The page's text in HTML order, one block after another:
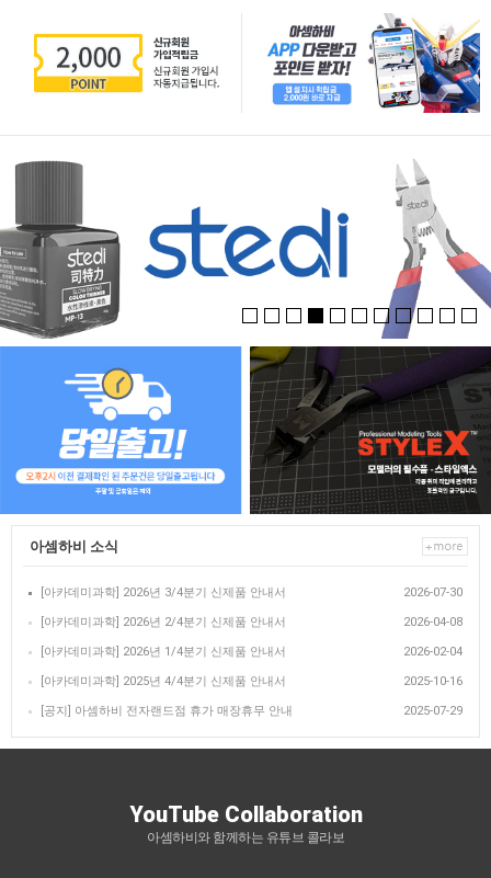
아셈하비 소식
[아카데미과학] 2026년 3/4분기 신제품 안내서 2026-07-30
[아카데미과학] 2026년 2/4분기 신제품 안내서 2026-04-08
[아카데미과학] 2026년 1/4분기 신제품 안내서 2026-02-04
[아카데미과학] 2025년 4/4분기 신제품 안내서 2025-10-16
[공지] 아셈하비 전자랜드점 휴가 매장휴무 안내 2025-07-29
YouTube Collaboration
아셈하비와 함께하는 유튜브 콜라보